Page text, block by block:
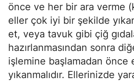
önce ve her bir ara verme
eller çok iyi bir şekilde
et, veya tavuk gibi çiğ
hazırlanmasından sonra
işlemine başlamadan önce
yıkanmalıdır. Ellerinizde